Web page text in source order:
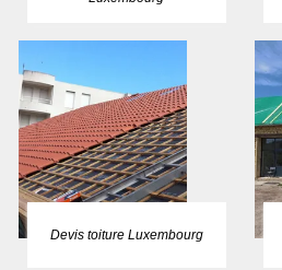
Devis toiture Luxembourg